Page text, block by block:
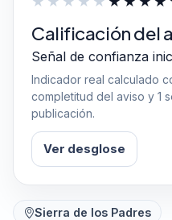
Calificación del
Señal de confianza
Indicador real calculado
completitud del aviso y 1
publicación.
Ver desglose
Sierra de los Padres